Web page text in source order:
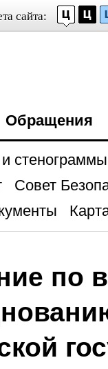
сайта:
Обращения
стенограммы
Совет
по